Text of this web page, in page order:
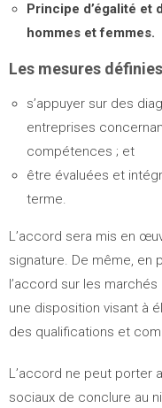
Principe d’égalité
hommes et femmes.
Les mesures
s’appuyer sur des
entreprises
compétences ; et
être évaluées et
terme.
L’accord sera mis en
signature. De même, en
l’accord sur les
une disposition visant à
des qualifications et
L’accord ne peut porter
sociaux de conclure au